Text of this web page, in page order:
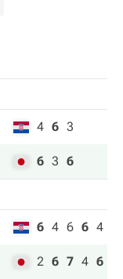
4 6 3
6 3 6
6 4 6 6 4
2 6 7 4 6